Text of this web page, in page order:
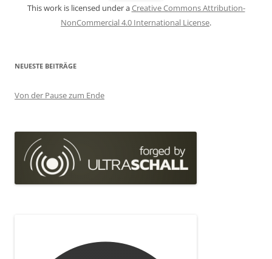
This work is licensed under aCreative Commons Attribution-
NonCommercial 4.0 International License.
NEUESTE BEITRÄGE
Von der Pause zum Ende